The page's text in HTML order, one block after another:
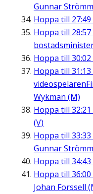
Gunnar
Hoppa till 27:49
Hoppa till 28:57
Hoppa till 30:02
Hoppa till 31:13
videospelaren
Wykman (M)
Hoppa till 32:21
(V)
Hoppa till 33:33
Gunnar
Hoppa till 34:43
Hoppa till 36:00
Johan Forssell